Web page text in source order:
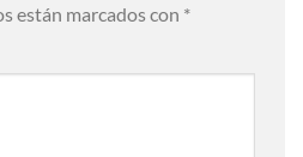
están marcados con *